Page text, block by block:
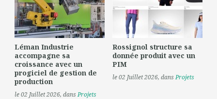
Léman Industrie
accompagne sa
croissance avec un
progiciel de gestion de
production
le 02 Juillet 2026, dansProjets
Rossignol structure sa
donnée produit avec un
PIM
le 02 Juillet 2026, dansProjets